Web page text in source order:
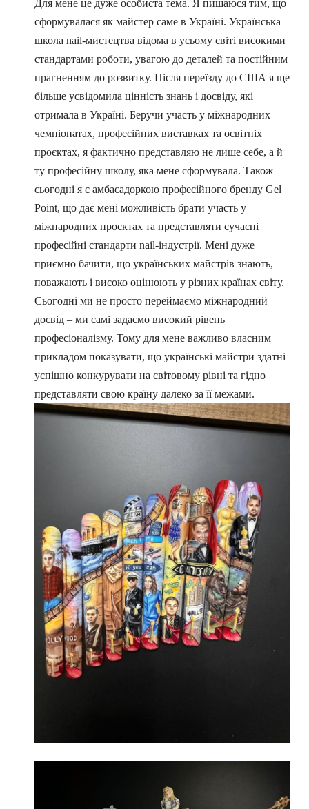
Для мене це дуже особиста тема. Я пишаюся тим, що
сформувалася як майстер саме в Україні. Українська
школа nail-мистецтва відома в усьому світі високими
стандартами роботи, увагою до деталей та постійним
прагненням до розвитку. Після переїзду до США я ще
більше усвідомила цінність знань і досвіду, які
отримала в Україні. Беручи участь у міжнародних
чемпіонатах, професійних виставках та освітніх
проєктах, я фактично представляю не лише себе, а й
ту професійну школу, яка мене сформувала. Також
сьогодні я є амбасадоркою професійного бренду Gel
Point, що дає мені можливість брати участь у
міжнародних проєктах та представляти сучасні
професійні стандарти nail-індустрії. Мені дуже
приємно бачити, що українських майстрів знають,
поважають і високо оцінюють у різних країнах світу.
Сьогодні ми не просто переймаємо міжнародний
досвід – ми самі задаємо високий рівень
професіоналізму. Тому для мене важливо власним
прикладом показувати, що українські майстри здатні
успішно конкурувати на світовому рівні та гідно
представляти свою країну далеко за її межами.